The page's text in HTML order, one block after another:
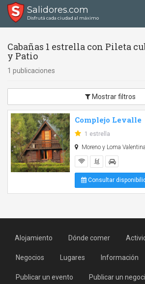
Salidores.com
Disfrutá cada ciudad al máximo
Cabañas 1 estrella con Pileta
y Patio
1 publicaciones
Mostrar filtros
Complejo Levalle
1 estrella
Moreno y Loma
Consultar
Alojamiento Dónde comer
Negocios Lugares Información
Publicar un evento Publicar un